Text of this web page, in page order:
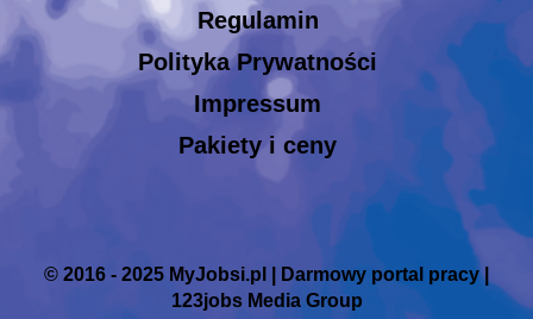
Regulamin
Polityka Prywatności
Impressum
Pakiety i ceny
© 2016 - 2025 MyJobsi.pl | Darmowy portal pracy |
123jobs Media Group